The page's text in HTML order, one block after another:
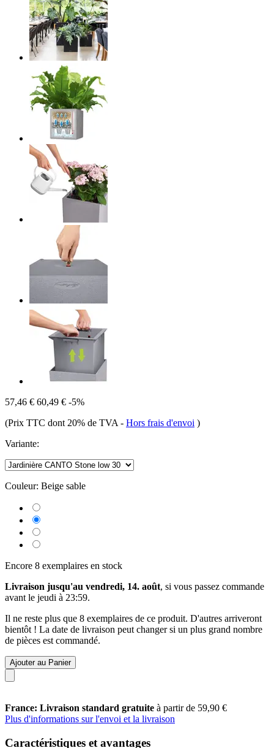
57,46 € 60,49 € -5%
(Prix TTC dont 20% de TVA - Hors frais d'envoi )
Variante:
Couleur: Beige sable
Encore 8 exemplaires en stock
Livraison jusqu'au vendredi, 14. août, si vous passez commande
avant le jeudi à 23:59.
Il ne reste plus que 8 exemplaires de ce produit. D'autres arriveront
bientôt ! La date de livraison peut changer si un plus grand nombre
de pièces est commandé.
Ajouter au Panier
France: Livraison standard gratuite à partir de 59,90 €
Plus d'informations sur l'envoi et la livraison
Caractéristiques et avantages